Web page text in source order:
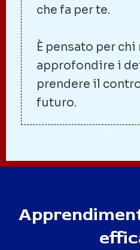
che fa per te.
È pensato per chi
approfondire i
prendere il
futuro.